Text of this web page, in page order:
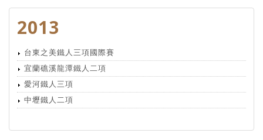
2013
台東之美鐵人三項國際賽
宜蘭礁溪龍潭鐵人二項
愛河鐵人三項
中壢鐵人二項